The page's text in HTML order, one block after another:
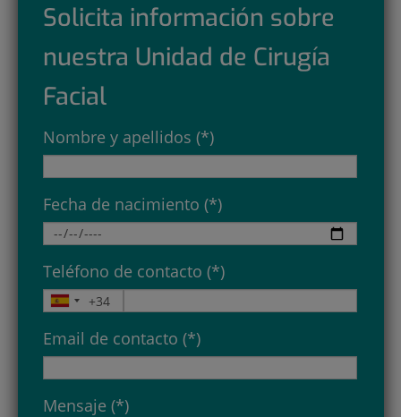
Solicita información sobre
nuestra Unidad de Cirugía
Facial
Nombre y apellidos (*)
Fecha de nacimiento (*)
Teléfono de contacto (*)
Email de contacto (*)
Mensaje (*)